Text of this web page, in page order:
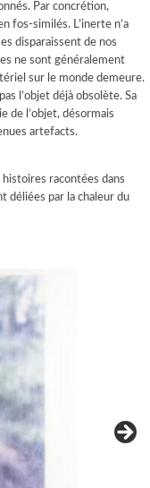
Par concrétion,
fos-similés. L’inerte n’a
disparaissent de nos
ne sont généralement
sur le monde demeure.
l’objet déjà obsolète. Sa
de l’objet, désormais
artefacts.
racontées dans
déliées par la chaleur du